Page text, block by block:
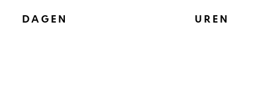
DAGEN UREN